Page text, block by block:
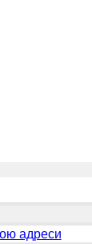
адреси